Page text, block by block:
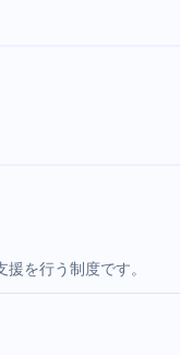
を行う制度です。